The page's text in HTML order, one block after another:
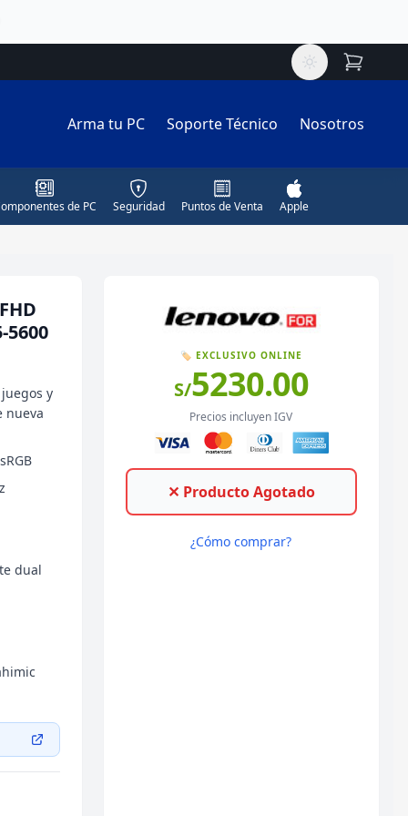
Arma tu PC Soporte Técnico Nosotros
de PC Seguridad Puntos de Venta Apple
5600
y
nueva
dual
🏷️ EXCLUSIVO ONLINE
S/5230.00
Precios incluyen IGV
✕ Producto Agotado
¿Cómo comprar?